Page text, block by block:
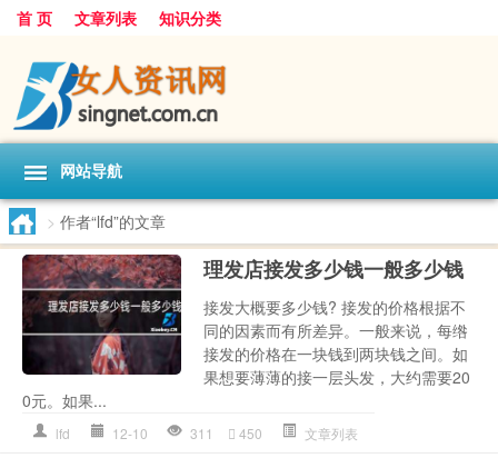
首 页 文章列表 知识分类
网站导航
> 作者“lfd”的文章
理发店接发多少钱一般多少钱
接发大概要多少钱? 接发的价格根据不
同的因素而有所差异。一般来说，每绺
接发的价格在一块钱到两块钱之间。如
果想要薄薄的接一层头发，大约需要20
0元。如果...
lfd 12-10 311 450 文章列表